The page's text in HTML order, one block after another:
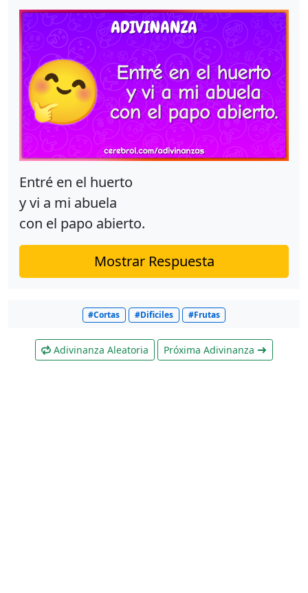
Entré en el huerto
y vi a mi abuela
con el papo abierto.
Mostrar Respuesta
#Cortas #Dificiles #Frutas
Adivinanza Aleatoria Próxima Adivinanza